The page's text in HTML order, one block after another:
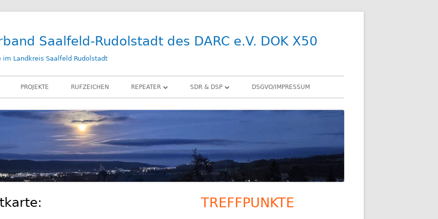
Saalfeld-Rudolstadt des DARC e.V. DOK X50
im Landkreis Saalfeld Rudolstadt
PROJEKTE RUFZEICHEN REPEATER
DB0SLF / TEST
SDR & DSP
LAN-IQ SDR
BELKA DX
DSGVO/IMPRESSUM
Haupt-
TREFFPUNKTE